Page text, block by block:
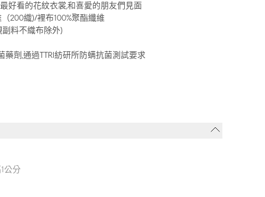
好看的花紋衣裳,和喜愛的朋友們見面
200織)/裡布100%聚酯纖維
副料不織布除外)
藥劑,通過TTRI紡研所防螨抗菌測試要求
公分